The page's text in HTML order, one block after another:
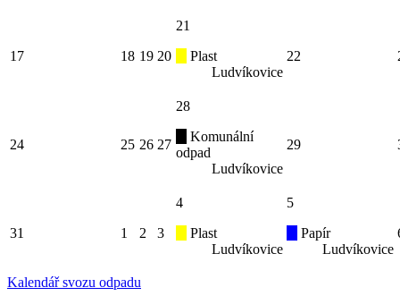
17 18 19 20
21
Plast
Ludvíkovice
22
24 25 26 27
28
Komunální
odpad
Ludvíkovice
29
31 1 2 3
4
Plast
Ludvíkovice
5
Papír
Ludvíkovice
Kalendář svozu odpadu